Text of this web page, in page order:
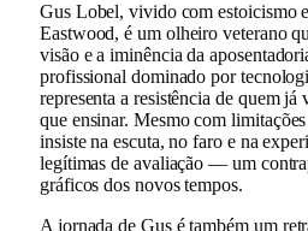
Gus Lobel, vivido com estoicismo
Eastwood, é um olheiro veterano
visão e a iminência da
profissional dominado por
representa a resistência de quem
que ensinar. Mesmo com
insiste na escuta, no faro e na
legítimas de avaliação — um
gráficos dos novos tempos.
A jornada de Gus é também um